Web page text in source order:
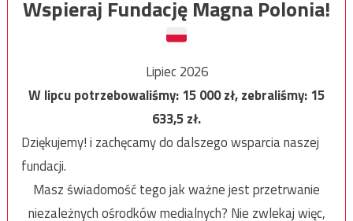
Wspieraj Fundację Magna Polonia!
Lipiec 2026
W lipcu potrzebowaliśmy:15 000zł, zebraliśmy:15
633,5zł.
Dziękujemy! i zachęcamy do dalszego wsparcia naszej
fundacji.
Masz świadomość tego jak ważne jest przetrwanie
niezależnych ośrodków medialnych? Nie zwlekaj więc,